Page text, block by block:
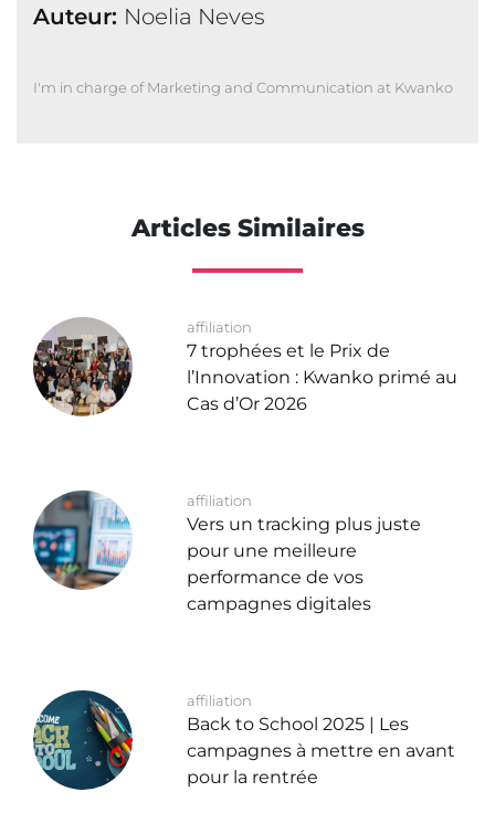
Auteur: Noelia Neves
I'm in charge of Marketing and Communication at Kwanko
Articles Similaires
affiliation
7 trophées et le Prix de
l’Innovation : Kwanko primé au
Cas d’Or 2026
affiliation
Vers un tracking plus juste
pour une meilleure
performance de vos
campagnes digitales
affiliation
Back to School 2025 | Les
campagnes à mettre en avant
pour la rentrée